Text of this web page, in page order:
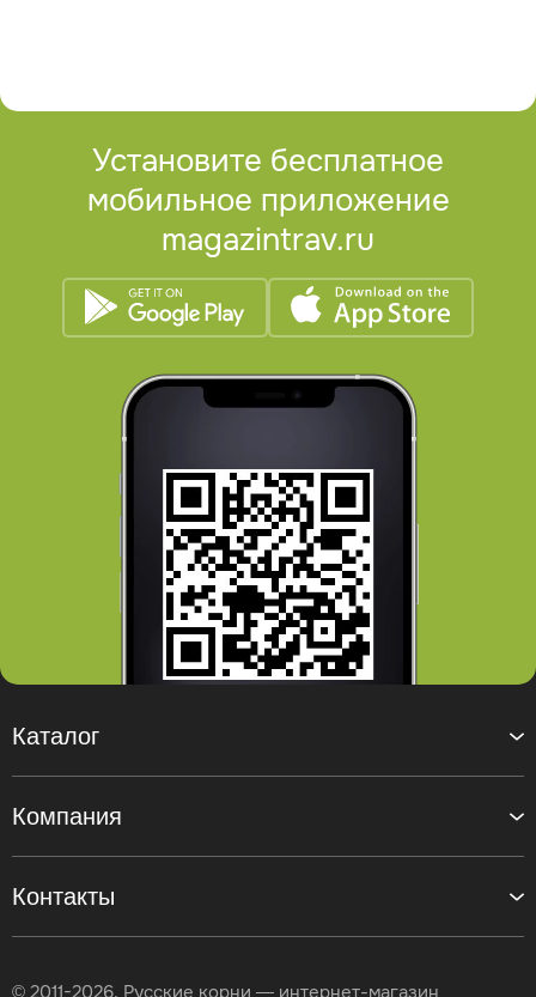
Установите бесплатное
мобильное приложение
magazintrav.ru
Контакты
Каталог
Компания
© 2011-2026, Русские корни — интернет-магазин